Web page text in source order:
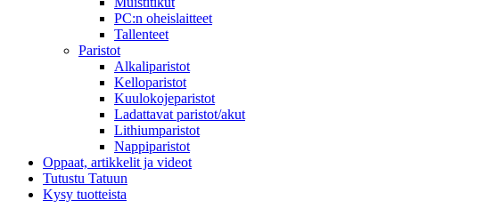
PC:n oheislaitteet
Tallenteet
Paristot
Alkaliparistot
Kelloparistot
Kuulokojeparistot
Ladattavat paristot/akut
Lithiumparistot
Nappiparistot
Oppaat, artikkelit ja videot
Tutustu Tatuun
Kysy tuotteista